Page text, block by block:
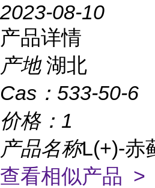
2023-08-10
产品详情
产地 湖北
Cas： 533-50-6
价格： 1
产品名称L(+)-赤
查看相似产品 >